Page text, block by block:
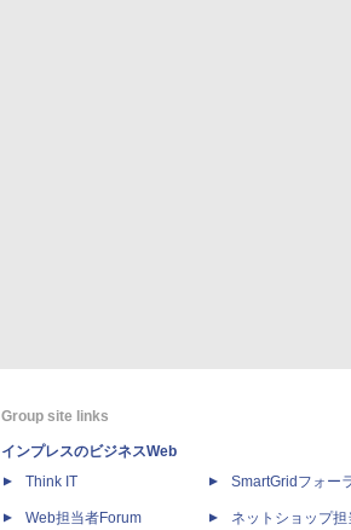
Group site links
インプレスのビジネスWeb
Think IT
Web担当者Forum
SmartGridフォー
ネットショップ